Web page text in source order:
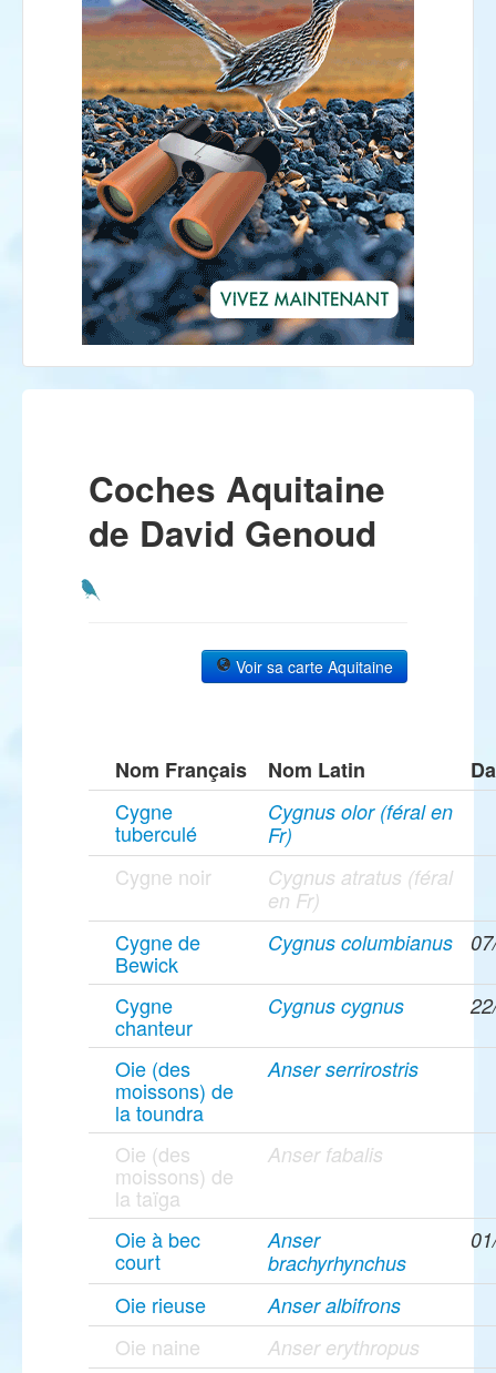
Coches Aquitaine
de David Genoud
Voir sa carte Aquitaine
Nom Français Nom Latin
Cygne
tuberculé
Cygnus olor (féral en
Fr)
Cygne noir
Cygnus atratus (féral
en Fr)
Cygne de
Bewick
Cygnus columbianus
Cygne
chanteur
Cygnus cygnus
Oie (des
moissons) de
la toundra
Anser serrirostris
Oie (des
moissons) de
la taïga
Anser fabalis
Oie à bec
court
Anser
brachyrhynchus
Oie rieuse Anser albifrons
Oie naine Anser erythropus